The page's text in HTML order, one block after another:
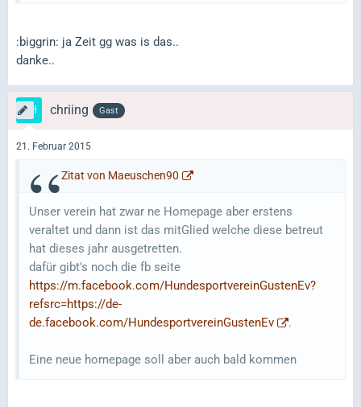
:biggrin: ja Zeit gg was is das..
danke..
chriing Gast
21. Februar 2015
Zitat von Maeuschen90
Unser verein hat zwar ne Homepage aber erstens
veraltet und dann ist das mitGlied welche diese betreut
hat dieses jahr ausgetretten.
dafür gibt's noch die fb seite
https://m.facebook.com/HundesportvereinGustenEv?
refsrc=https://de-
de.facebook.com/HundesportvereinGustenEv
.
Eine neue homepage soll aber auch bald kommen